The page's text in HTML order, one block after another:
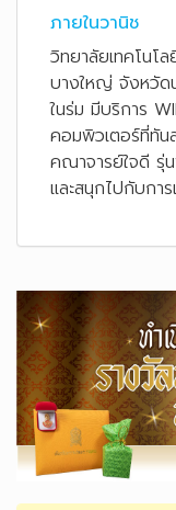
ภายในวานิช
วิทยาลัยเทคโนโ
บางใหญ่ จังหวัด
ในร่ม มีบริการ
คอมพิวเตอร์ที่ทั
คณาจารย์ใจดี รุ่
และสนุกไปกับการ